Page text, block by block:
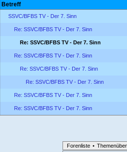
Betreff
SSVC/BFBS TV - Der 7. Sinn
Re: SSVC/BFBS TV - Der 7. Sinn
Re: SSVC/BFBS TV - Der 7. Sinn
Re: SSVC/BFBS TV - Der 7. Sinn
Re: SSVC/BFBS TV - Der 7. Sinn
Re: SSVC/BFBS TV - Der 7. Sinn
Re: SSVC/BFBS TV - Der 7. Sinn
Re: SSVC/BFBS TV - Der 7. Sinn
Forenliste •